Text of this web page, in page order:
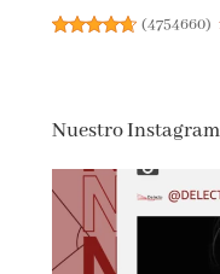
(4754660)
Nuestro Instagram